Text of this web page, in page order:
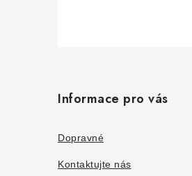
Informace pro vás
Dopravné
Kontaktujte nás